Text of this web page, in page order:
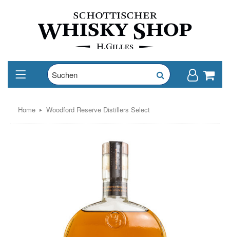
Home Woodford Reserve Distillers Select